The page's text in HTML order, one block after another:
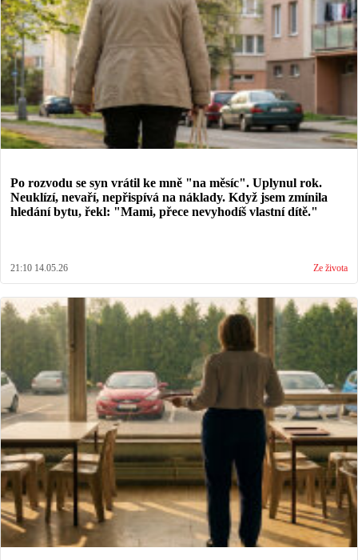
Po rozvodu se syn vrátil ke mně "na měsíc". Uplynul rok.
Neuklízí, nevaří, nepřispívá na náklady. Když jsem zmínila
hledání bytu, řekl: "Mami, přece nevyhodíš vlastní dítě."
21:10 14.05.26 Ze života